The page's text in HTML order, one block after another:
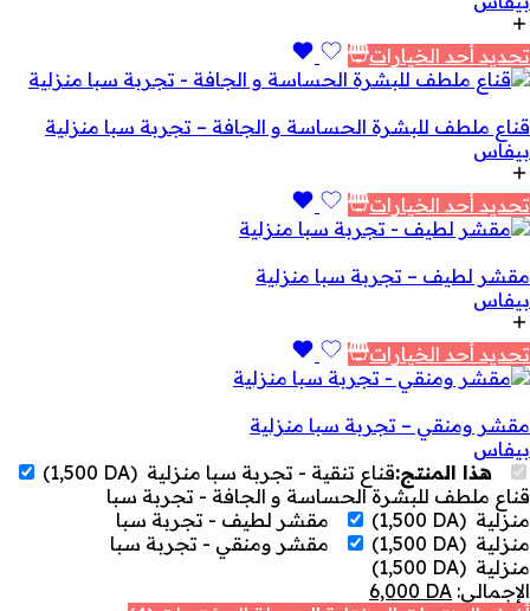
تحديد أحد الخيارات
قناع ملطف للبشرة الحساسة و الجافة – تجربة سبا منزلية
بيفاس
تحديد أحد الخيارات
مقشر لطيف – تجربة سبا منزلية
بيفاس
تحديد أحد الخيارات
مقشر ومنقي – تجربة سبا منزلية
بيفاس
هذا المنتج:قناع تنقية - تجربة سبا منزلية (
1,500 DA
)
قناع ملطف للبشرة الحساسة و الجافة - تجربة سبا
منزلية (
1,500 DA
)
مقشر لطيف - تجربة سبا
منزلية (
1,500 DA
)
مقشر ومنقي - تجربة سبا
منزلية (
1,500 DA
)
الإجمالي:
6,000 DA